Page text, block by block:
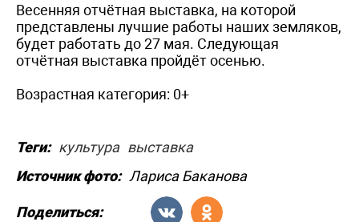
Весенняя отчётная выставка, на которой
представлены лучшие работы наших земляков,
будет работать до 27 мая. Следующая
отчётная выставка пройдёт осенью.
Возрастная категория: 0+
Теги: культура выставка
Источник фото: Лариса Баканова
Поделиться: